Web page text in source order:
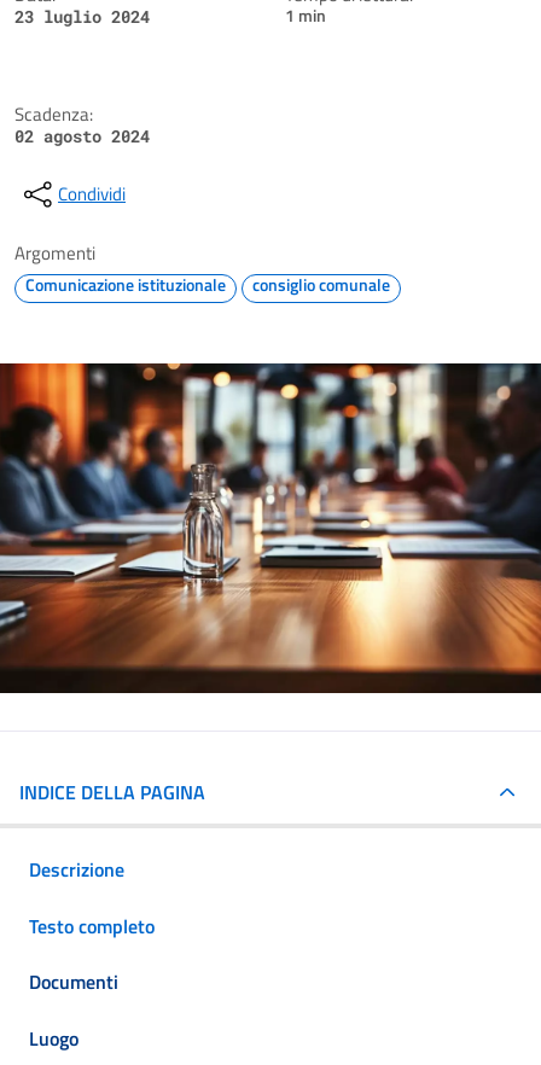
23 luglio 2024 1 min
Scadenza:
02 agosto 2024
Condividi
Argomenti
Comunicazione istituzionale consiglio comunale
INDICE DELLA PAGINA
Descrizione
Testo completo
Documenti
Luogo